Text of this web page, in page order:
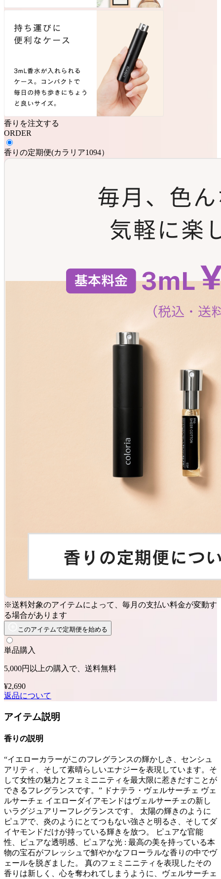
香りを注文する
ORDER
香りの定期便(カラリア1094）
※送料対象のアイテムによって、毎月の支払い料金が変動す
る場合があります
このアイテムで定期便を始める
単品購入
5,000円以上の購入で、送料無料
¥2,690
返品について
アイテム説明
香りの説明
“イエローカラーがこのフレグランスの輝かしさ、センシュ
アリティ、そして素晴らしいエナジーを表現しています。そ
して女性の魅力とフェミニニティを最大限に惹きだすことが
できるフレグランスです。” ドナテラ・ヴェルサーチェ ヴェ
ルサーチェ イエローダイアモンドはヴェルサーチェの新し
いラグジュアリーフレグランスです。 太陽の輝きのように
ピュアで、炎のようにとてつもない強さと明るさ、そしてダ
イヤモンドだけが持っている輝きを放つ。 ピュアな官能
性、ピュアな透明感、ピュアな光 : 最高の美を持っている本
物の宝石がフレッシュで鮮やかなフローラルな香りの中でヴ
ェールを脱ぎました。 真のフェミニニティを表現したその
香りは新しく、心を奪われてしまうように、ヴェルサーチェ